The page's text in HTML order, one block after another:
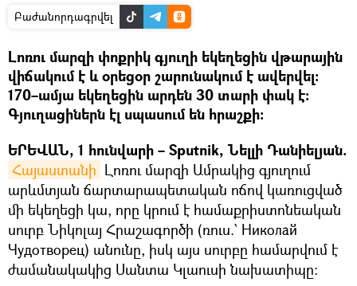
Բաժանորդագրվել
Լոռու մարզի փոքրիկ գյուղի եկեղեցին վթարային
վիճակում է և օրեցօր շարունակում է ավերվել։
170–ամյա եկեղեցին արդեն 30 տարի փակ է։
Գյուղացիներն էլ սպասում են հրաշքի։
ԵՐԵՎԱՆ, 1 հունվարի – Sputnik, Նելլի Դանիելյան.
Հայաստանի Լոռու մարզի Ամրակից գյուղում
արևմտյան ճարտարապետական ոճով կառուցված
մի եկեղեցի կա, որը կրում է համաքրիստոնեական
սուրբ Նիկոլայ Հրաշագործի (ռուս.` Николай
Чудотворец) անունը, իսկ այս սուրբը համարվում է
ժամանակակից Սանտա Կլաուսի նախատիպը։